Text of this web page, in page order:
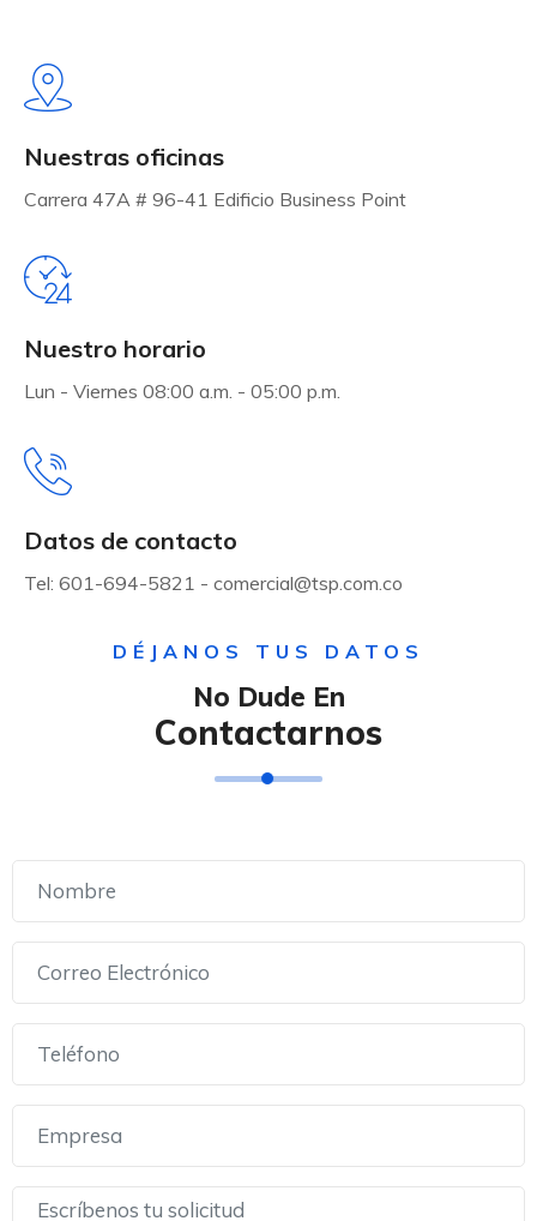
Nuestras oficinas
Carrera 47A # 96-41 Edificio Business Point
Nuestro horario
Lun - Viernes 08:00 a.m. - 05:00 p.m.
Datos de contacto
Tel: 601-694-5821 - comercial@tsp.com.co
DÉJANOS TUS DATOS
No Dude En
Contactarnos